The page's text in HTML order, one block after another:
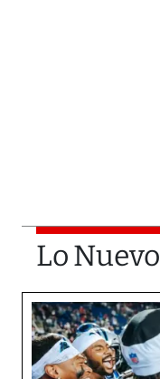
Lo Nuevo